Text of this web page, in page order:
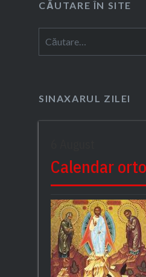
CĂUTARE ÎN SITE
după:
SINAXARUL ZILEI
Calendar